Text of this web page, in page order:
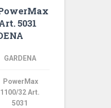
5031
GARDENA
PowerMax
1100/32 Art.
5031